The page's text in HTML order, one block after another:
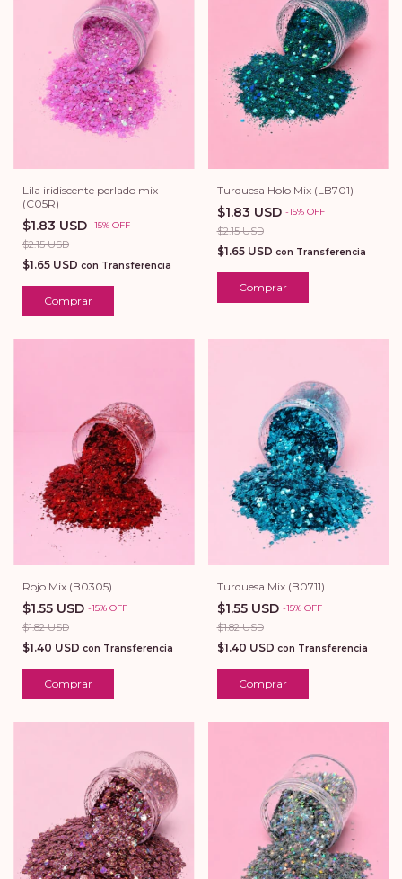
Lila iridiscente perlado mix
(C05R)
$1.83 USD -15% OFF
$2.15 USD
$1.65 USD con Transferencia
Comprar
Turquesa Holo Mix (LB701)
$1.83 USD -15% OFF
$2.15 USD
$1.65 USD con Transferencia
Comprar
Rojo Mix (B0305)
$1.55 USD -15% OFF
$1.82 USD
$1.40 USD con Transferencia
Comprar
Turquesa Mix (B0711)
$1.55 USD -15% OFF
$1.82 USD
$1.40 USD con Transferencia
Comprar